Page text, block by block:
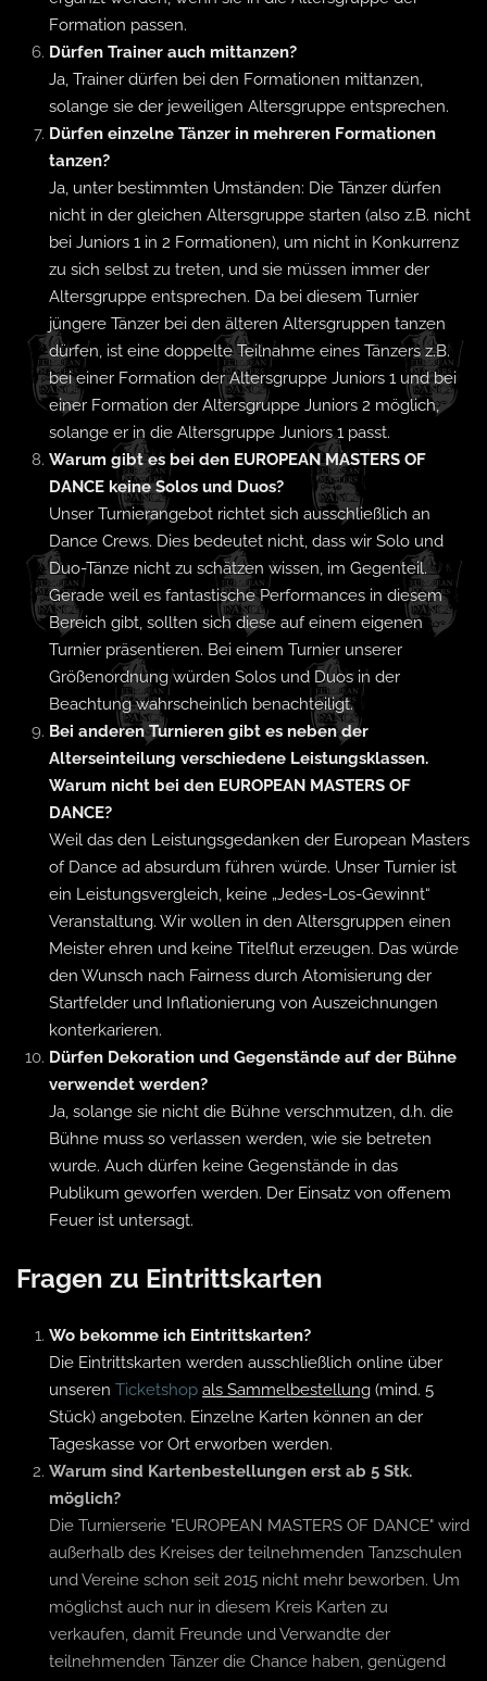
Formation passen.
Dürfen Trainer auch mittanzen?
Ja, Trainer dürfen bei den Formationen mittanzen,
solange sie der jeweiligen Altersgruppe entsprechen.
Dürfen einzelne Tänzer in mehreren Formationen
tanzen?
Ja, unter bestimmten Umständen: Die Tänzer dürfen
nicht in der gleichen Altersgruppe starten (also z.B. nicht
bei Juniors 1 in 2 Formationen), um nicht in Konkurrenz
zu sich selbst zu treten, und sie müssen immer der
Altersgruppe entsprechen. Da bei diesem Turnier
jüngere Tänzer bei den älteren Altersgruppen tanzen
dürfen, ist eine doppelte Teilnahme eines Tänzers z.B.
bei einer Formation der Altersgruppe Juniors 1 und bei
einer Formation der Altersgruppe Juniors 2 möglich,
solange er in die Altersgruppe Juniors 1 passt.
Warum gibt es bei den EUROPEAN MASTERS OF
DANCE keine Solos und Duos?
Unser Turnierangebot richtet sich ausschließlich an
Dance Crews. Dies bedeutet nicht, dass wir Solo und
Duo-Tänze nicht zu schätzen wissen, im Gegenteil.
Gerade weil es fantastische Performances in diesem
Bereich gibt, sollten sich diese auf einem eigenen
Turnier präsentieren. Bei einem Turnier unserer
Größenordnung würden Solos und Duos in der
Beachtung wahrscheinlich benachteiligt.
Bei anderen Turnieren gibt es neben der
Alterseinteilung verschiedene Leistungsklassen.
Warum nicht bei den EUROPEAN MASTERS OF
DANCE?
Weil das den Leistungsgedanken der European Masters
of Dance ad absurdum führen würde. Unser Turnier ist
ein Leistungsvergleich, keine „Jedes-Los-Gewinnt“
Veranstaltung. Wir wollen in den Altersgruppen einen
Meister ehren und keine Titelflut erzeugen. Das würde
den Wunsch nach Fairness durch Atomisierung der
Startfelder und Inflationierung von Auszeichnungen
konterkarieren.
Dürfen Dekoration und Gegenstände auf der Bühne
verwendet werden?
Ja, solange sie nicht die Bühne verschmutzen, d.h. die
Bühne muss so verlassen werden, wie sie betreten
wurde. Auch dürfen keine Gegenstände in das
Publikum geworfen werden. Der Einsatz von offenem
Feuer ist untersagt.
Fragen zu Eintrittskarten
Wo bekomme ich Eintrittskarten?
Die Eintrittskarten werden ausschließlich online über
unseren Ticketshop als Sammelbestellung (mind. 5
Stück) angeboten. Einzelne Karten können an der
Tageskasse vor Ort erworben werden.
Warum sind Kartenbestellungen erst ab 5 Stk.
möglich?
Die Turnierserie "EUROPEAN MASTERS OF DANCE" wird
außerhalb des Kreises der teilnehmenden Tanzschulen
und Vereine schon seit 2015 nicht mehr beworben. Um
möglichst auch nur in diesem Kreis Karten zu
verkaufen, damit Freunde und Verwandte der
teilnehmenden Tänzer die Chance haben, genügend